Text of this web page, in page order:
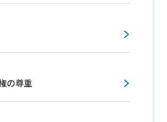
の尊重